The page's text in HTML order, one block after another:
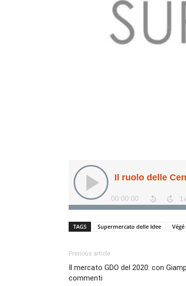
TAGS Supermercato delle Idee Végé
Previous article
Il mercato GDO del 2020: con
commenti